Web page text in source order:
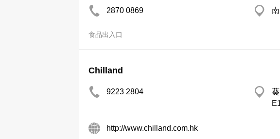
2870 0869
食品出入口
Chilland
9223 2804
http://www.chilland.com.hk